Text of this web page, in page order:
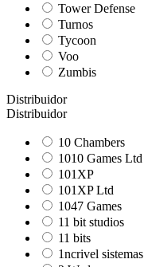
Tower Defense
Turnos
Tycoon
Voo
Zumbis
Distribuidor
Distribuidor
10 Chambers
1010 Games Ltd
101XP
101XP Ltd
1047 Games
11 bit studios
11 bits
1ncrivel sistemas